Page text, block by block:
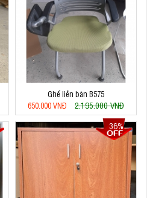
Ghế liền bàn B575
650.000 VNĐ
2.195.000 VNĐ
36%